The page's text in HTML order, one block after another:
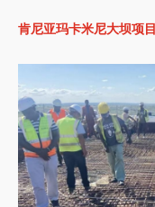
肯尼亚玛卡米尼大坝项目